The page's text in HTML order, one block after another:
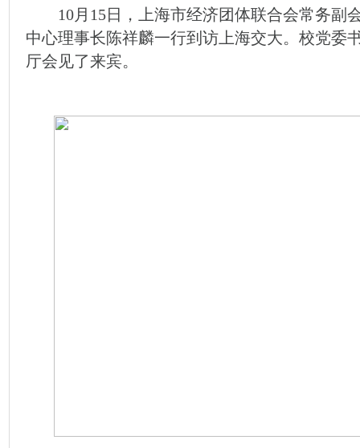
10月15日，上海市经济团体联合会常务副
中心理事长陈祥麟一行到访上海交大。校党委
厅会见了来宾。